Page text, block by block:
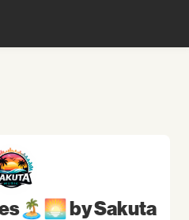
by Sakuta